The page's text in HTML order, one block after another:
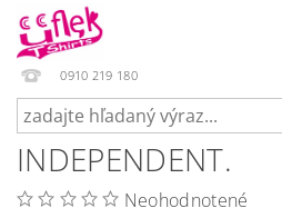
0910 219 180
INDEPENDENT.
Neohodnotené